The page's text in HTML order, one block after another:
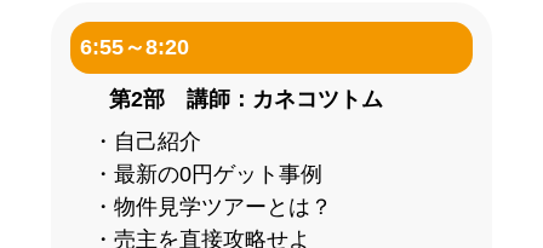
6:55～8:20
第2部 講師：カネコツトム
・自己紹介
・最新の0円ゲット事例
・物件見学ツアーとは？
・売主を直接攻略せよ